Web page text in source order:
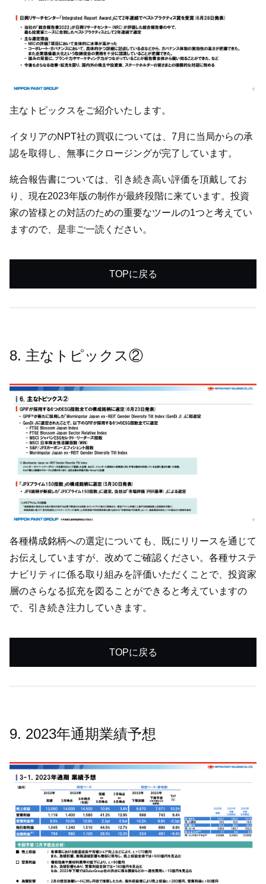
主なトピックスをご紹介いたします。
イタリアのNPT社の買収については、7月に当局からの承
認を取得し、無事にクロージングが完了しています。
統合報告書については、引き続き高い評価を頂戴してお
り、現在2023年版の制作が最終段階に来ています。投資
家の皆様との対話のための重要なツールの1つと考えてい
ますので、是非ご一読ください。
TOPに戻る
8. 主なトピックス②
各種構成銘柄への選定についても、既にリリースを通じて
お伝えしていますが、改めてご確認ください。各種サステ
ナビリティに係る取り組みを評価いただくことで、投資家
層のさらなる拡充を図ることができると考えていますの
で、引き続き注力していきます。
TOPに戻る
9. 2023年通期業績予想